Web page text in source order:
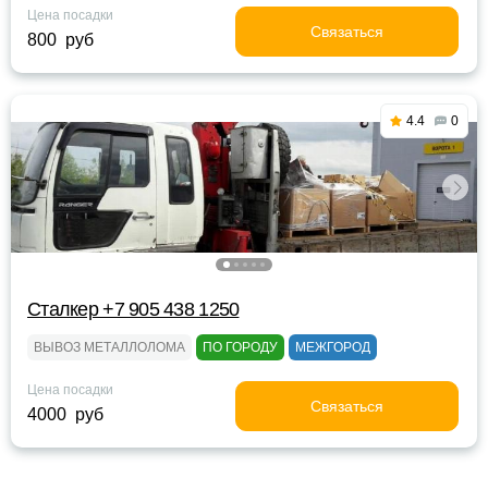
Цена посадки
800 руб Связаться
4.4 0
Сталкер +7 905 438 1250
ВЫВОЗ МЕТАЛЛОЛОМА ПО ГОРОДУ МЕЖГОРОД
Цена посадки
4000 руб Связаться